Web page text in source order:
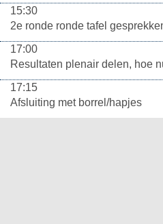
15:30
2e ronde ronde tafel
17:00
Resultaten plenair delen, hoe
17:15
Afsluiting met borrel/hapjes